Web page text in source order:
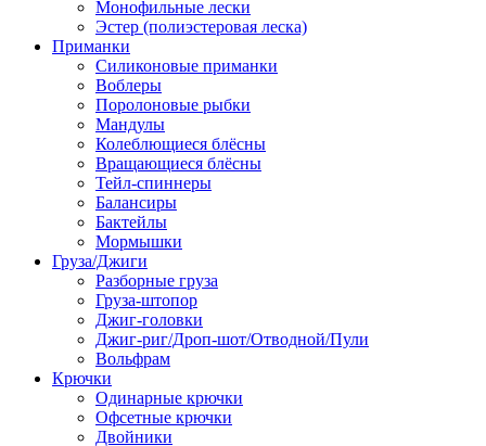
Монофильные лески
Эстер (полиэстеровая леска)
Приманки
Силиконовые приманки
Воблеры
Поролоновые рыбки
Мандулы
Колеблющиеся блёсны
Вращающиеся блёсны
Тейл-спиннеры
Балансиры
Бактейлы
Мормышки
Груза/Джиги
Разборные груза
Груза-штопор
Джиг-головки
Джиг-риг/Дроп-шот/Отводной/Пули
Вольфрам
Крючки
Одинарные крючки
Офсетные крючки
Двойники